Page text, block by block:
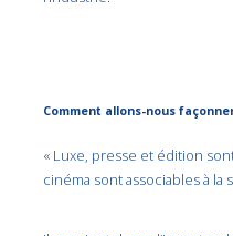
Comment allons-nous
« Luxe, presse et édition
cinéma sont associables à la